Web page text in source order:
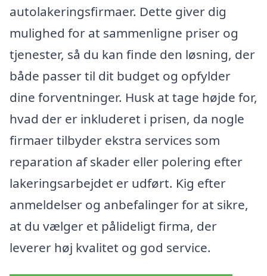
autolakeringsfirmaer. Dette giver dig
mulighed for at sammenligne priser og
tjenester, så du kan finde den løsning, der
både passer til dit budget og opfylder
dine forventninger. Husk at tage højde for,
hvad der er inkluderet i prisen, da nogle
firmaer tilbyder ekstra services som
reparation af skader eller polering efter
lakeringsarbejdet er udført. Kig efter
anmeldelser og anbefalinger for at sikre,
at du vælger et pålideligt firma, der
leverer høj kvalitet og god service.